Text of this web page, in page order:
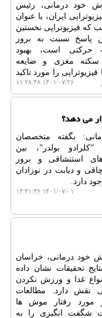
خود درمانی، رئیس
ایران، با عنوان
که فیزیوتراپی نخستین
پاسخ نسبت به بروز
حرکتی است، بهبود
سکته مغزی و ضایعه
فیزیوتراپی را مورد تاکید
۱۴۰۱/۰۷/۲۶ ۱۱:۲۸:۴۸
می دهد؟
بگفته متخصصان
دانشگاه ˮکلرادو بولدرˮ، بین
های استنشاقی و بروز
و دیابت در نوزادان
دارد.
۱۴۰۱/۰۷/۰۱ ۱۴:۴۱:۳۶
خود درمانی، خراسان
تحقیقات نشان داده
غذا و ورزش نکردن
نقش دارد. مطالعات
مورد رفتار موش ها
شگفت انگیزی را به